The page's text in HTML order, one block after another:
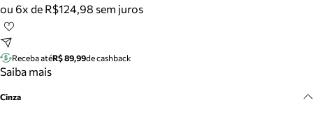
Mule
Tire dúvidas sobre pedidos, devoluções e mais.
ou 6x de R$124,98 sem juros
Receba atéR$ 89,99de cashback
Saiba mais
Cinza